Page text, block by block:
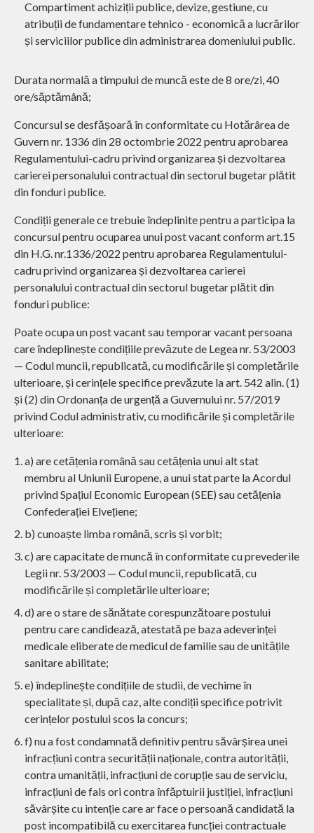
Compartiment achiziții publice, devize, gestiune, cu
atribuții de fundamentare tehnico - economică a lucrărilor
și serviciilor publice din administrarea domeniului public.
Durata normală a timpului de muncă este de 8 ore/zi, 40
ore/săptămână;
Concursul se desfășoară în conformitate cu Hotărârea de
Guvern nr. 1336 din 28 octombrie 2022 pentru aprobarea
Regulamentului-cadru privind organizarea și dezvoltarea
carierei personalului contractual din sectorul bugetar plătit
din fonduri publice.
Condiții generale ce trebuie îndeplinite pentru a participa la
concursul pentru ocuparea unui post vacant conform art.15
din H.G. nr.1336/2022 pentru aprobarea Regulamentului-
cadru privind organizarea și dezvoltarea carierei
personalului contractual din sectorul bugetar plătit din
fonduri publice:
Poate ocupa un post vacant sau temporar vacant persoana
care îndeplinește condițiile prevăzute de Legea nr. 53/2003
— Codul muncii, republicată, cu modificările și completările
ulterioare, și cerințele specifice prevăzute la art. 542 alin. (1)
și (2) din Ordonanța de urgență a Guvernului nr. 57/2019
privind Codul administrativ, cu modificările și completările
ulterioare:
a) are cetățenia română sau cetățenia unui alt stat
membru al Uniunii Europene, a unui stat parte la Acordul
privind Spațiul Economic European (SEE) sau cetățenia
Confederației Elvețiene;
b) cunoaște limba română, scris și vorbit;
c) are capacitate de muncă în conformitate cu prevederile
Legii nr. 53/2003 — Codul muncii, republicată, cu
modificările și completările ulterioare;
d) are o stare de sănătate corespunzătoare postului
pentru care candidează, atestată pe baza adeverinței
medicale eliberate de medicul de familie sau de unitățile
sanitare abilitate;
e) îndeplinește condițiile de studii, de vechime în
specialitate și, după caz, alte condiții specifice potrivit
cerințelor postului scos la concurs;
f) nu a fost condamnată definitiv pentru săvârșirea unei
infracțiuni contra securității naționale, contra autorității,
contra umanității, infracțiuni de corupție sau de serviciu,
infracțiuni de fals ori contra înfăptuirii justiției, infracțiuni
săvârșite cu intenție care ar face o persoană candidată la
post incompatibilă cu exercitarea funcției contractuale